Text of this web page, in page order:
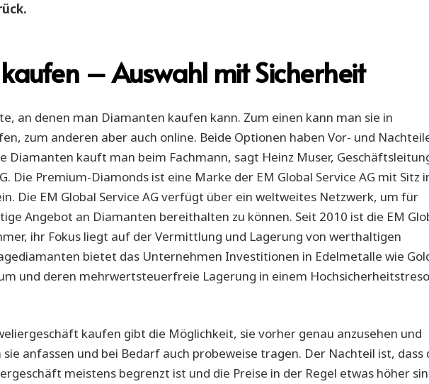
– Auswahl mit Sicherheit
an denen man Diamanten kaufen kann. Zum einen kann man sie in
zum anderen aber auch online. Beide Optionen haben Vor- und
Diamanten kauft man beim Fachmann, sagt Heinz Muser,
Die Premium-Diamonds ist eine Marke der EM Global Service AG mit Sitz
Die EM Global Service AG verfügt über ein weltweites Netzwerk, um für
Angebot an Diamanten bereithalten zu können. Seit 2010 ist die EM
ihr Fokus liegt auf der Vermittlung und Lagerung von werthaltigen
bietet das Unternehmen Investitionen in Edelmetalle wie
und deren mehrwertsteuerfreie Lagerung in einem
kaufen gibt die Möglichkeit, sie vorher genau anzusehen und
anfassen und bei Bedarf auch probeweise tragen. Der Nachteil ist, dass
meistens begrenzt ist und die Preise in der Regel etwas höher